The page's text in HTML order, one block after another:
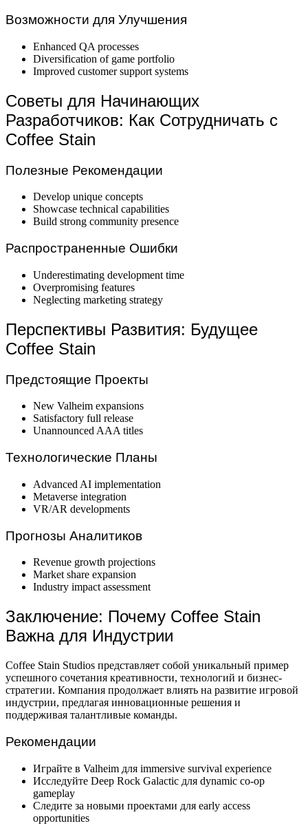
Возможности для Улучшения
Enhanced QA processes
Diversification of game portfolio
Improved customer support systems
Советы для Начинающих
Разработчиков: Как Сотрудничать с
Coffee Stain
Полезные Рекомендации
Develop unique concepts
Showcase technical capabilities
Build strong community presence
Распространенные Ошибки
Underestimating development time
Overpromising features
Neglecting marketing strategy
Перспективы Развития: Будущее
Coffee Stain
Предстоящие Проекты
New Valheim expansions
Satisfactory full release
Unannounced AAA titles
Технологические Планы
Advanced AI implementation
Metaverse integration
VR/AR developments
Прогнозы Аналитиков
Revenue growth projections
Market share expansion
Industry impact assessment
Заключение: Почему Coffee Stain
Важна для Индустрии
Coffee Stain Studios представляет собой уникальный пример
успешного сочетания креативности, технологий и бизнес-
стратегии. Компания продолжает влиять на развитие игровой
индустрии, предлагая инновационные решения и
поддерживая талантливые команды.
Рекомендации
Играйте в Valheim для immersive survival experience
Исследуйте Deep Rock Galactic для dynamic co-op
gameplay
Следите за новыми проектами для early access
opportunities